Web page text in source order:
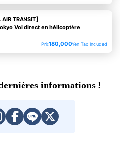
AIR TRANSIT】
Vol direct en hélicoptère
Prix180,000Yen Tax Included
informations !